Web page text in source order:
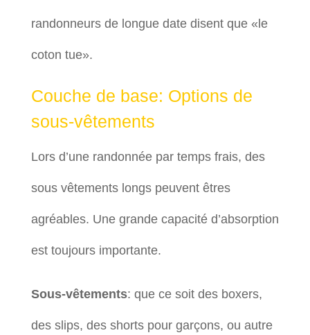
randonneurs de longue date disent que «le
coton tue».
Couche de base: Options de
sous-vêtements
Lors d’une randonnée par temps frais, des
sous vêtements longs peuvent êtres
agréables. Une grande capacité d’absorption
est toujours importante.
Sous-vêtements: que ce soit des boxers,
des slips, des shorts pour garçons, ou autre